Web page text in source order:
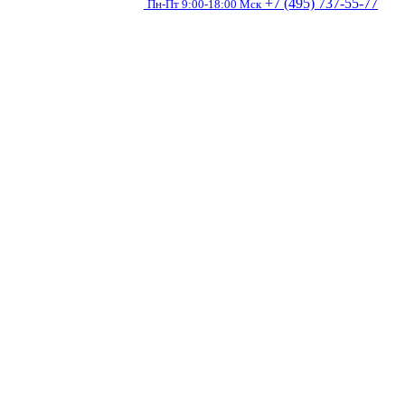
Пн-Пт 9:00-18:00 Мск +7 (495) 737-55-77